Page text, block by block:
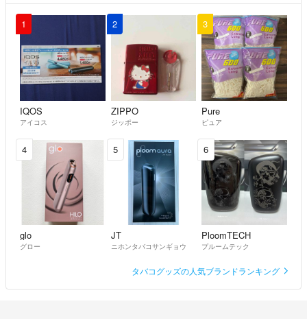
1
IQOS
アイコス
2
ZIPPO
ジッポー
3
Pure
ピュア
4
glo
グロー
5
JT
ニホンタバコサンギョウ
6
PloomTECH
プルームテック
タバコグッズの人気ブランドランキング